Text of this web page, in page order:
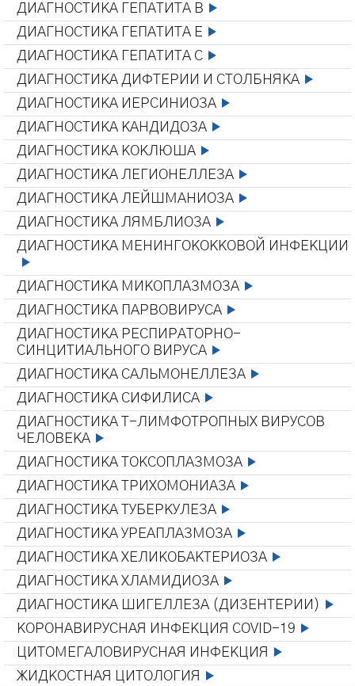
ДИАГНОСТИКА ГЕПАТИТА В
ДИАГНОСТИКА ГЕПАТИТА Е
ДИАГНОСТИКА ГЕПАТИТА С
ДИАГНОСТИКА ДИФТЕРИИ И СТОЛБНЯКА
ДИАГНОСТИКА ИЕРСИНИОЗА
ДИАГНОСТИКА КАНДИДОЗА
ДИАГНОСТИКА КОКЛЮША
ДИАГНОСТИКА ЛЕГИОНЕЛЛЕЗА
ДИАГНОСТИКА ЛЕЙШМАНИОЗА
ДИАГНОСТИКА ЛЯМБЛИОЗА
ДИАГНОСТИКА МЕНИНГОКОККОВОЙ ИНФЕКЦИИ
ДИАГНОСТИКА МИКОПЛАЗМОЗА
ДИАГНОСТИКА ПАРВОВИРУСА
ДИАГНОСТИКА РЕСПИРАТОРНО-
СИНЦИТИАЛЬНОГО ВИРУСА
ДИАГНОСТИКА САЛЬМОНЕЛЛЕЗА
ДИАГНОСТИКА СИФИЛИСА
ДИАГНОСТИКА Т-ЛИМФОТРОПНЫХ ВИРУСОВ
ЧЕЛОВЕКА
ДИАГНОСТИКА ТОКСОПЛАЗМОЗА
ДИАГНОСТИКА ТРИХОМОНИАЗА
ДИАГНОСТИКА ТУБЕРКУЛЕЗА
ДИАГНОСТИКА УРЕАПЛАЗМОЗА
ДИАГНОСТИКА ХЕЛИКОБАКТЕРИОЗА
ДИАГНОСТИКА ХЛАМИДИОЗА
ДИАГНОСТИКА ШИГЕЛЛЕЗА (ДИЗЕНТЕРИИ)
КОРОНАВИРУСНАЯ ИНФЕКЦИЯ COVID-19
ЦИТОМЕГАЛОВИРУСНАЯ ИНФЕКЦИЯ
ЖИДКОСТНАЯ ЦИТОЛОГИЯ